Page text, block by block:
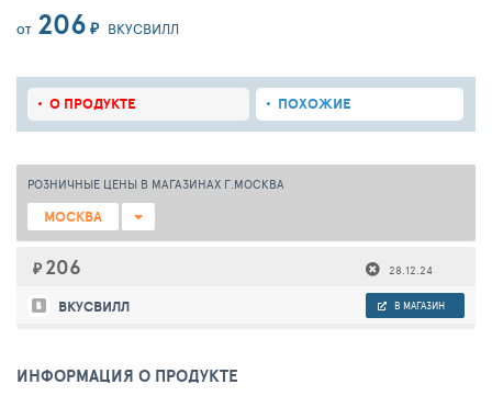
ОТ 206 ₽ ВКУСВИЛЛ
О ПРОДУКТЕ ПОХОЖИЕ
РОЗНИЧНЫЕ ЦЕНЫ В МАГАЗИНАХ Г.МОСКВА
МОСКВА
₽ 206 28.12.24
ВКУСВИЛЛ В МАГАЗИН
ИНФОРМАЦИЯ О ПРОДУКТЕ